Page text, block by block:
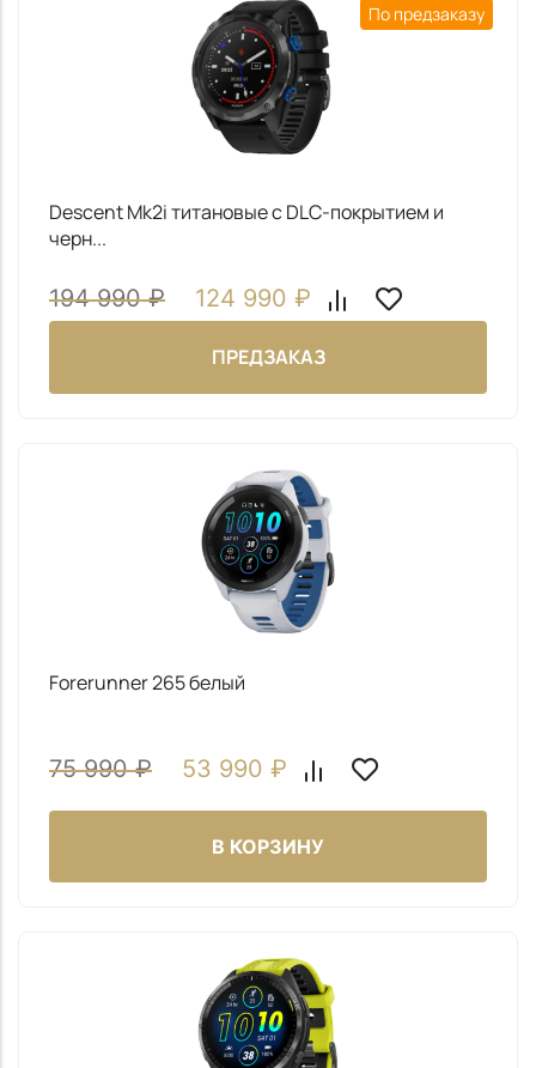
По предзаказу
Descent Mk2i титановые с DLC-покрытием и
черн...
194 990₽ 124 990 ₽
ПРЕДЗАКАЗ
Forerunner 265 белый
75 990₽ 53 990 ₽
В КОРЗИНУ